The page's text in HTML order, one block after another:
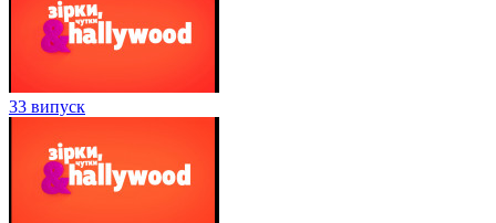
33 випуск